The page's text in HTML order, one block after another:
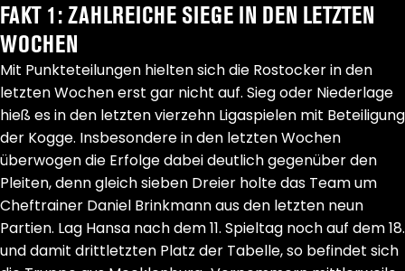
FAKT 1: ZAHLREICHE SIEGE IN DEN LETZTEN
WOCHEN
Mit Punkteteilungen hielten sich die Rostocker in den
letzten Wochen erst gar nicht auf. Sieg oder Niederlage
hieß es in den letzten vierzehn Ligaspielen mit Beteiligung
der Kogge. Insbesondere in den letzten Wochen
überwogen die Erfolge dabei deutlich gegenüber den
Pleiten, denn gleich sieben Dreier holte das Team um
Cheftrainer Daniel Brinkmann aus den letzten neun
Partien. Lag Hansa nach dem 11. Spieltag noch auf dem 18.
und damit drittletzten Platz der Tabelle, so befindet sich